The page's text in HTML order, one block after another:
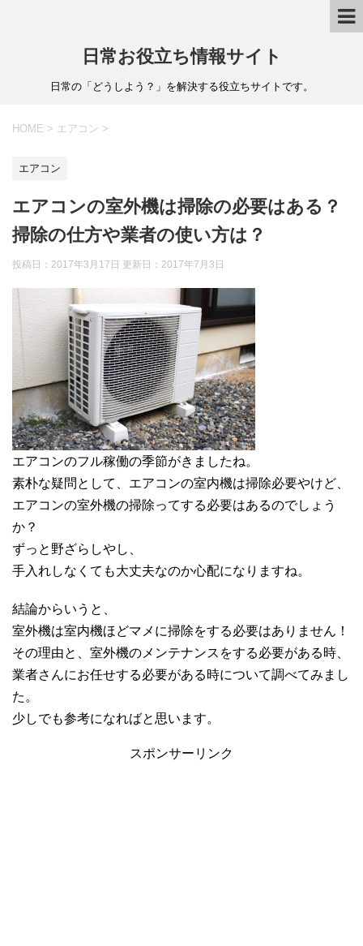
日常お役立ち情報サイト
日常の「どうしよう？」を解決する役立ちサイトです。
HOME > エアコン >
エアコン
エアコンの室外機は掃除の必要はある？
掃除の仕方や業者の使い方は？
投稿日：2017年3月17日 更新日： 2017年7月3日
エアコンのフル稼働の季節がきましたね。
素朴な疑問として、エアコンの室内機は掃除必要やけど、
エアコンの室外機の掃除ってする必要はあるのでしょう
か？
ずっと野ざらしやし、
手入れしなくても大丈夫なのか心配になりますね。
結論からいうと、
室外機は室内機ほどマメに掃除をする必要はありません！
その理由と、室外機のメンテナンスをする必要がある時、
業者さんにお任せする必要がある時について調べてみまし
た。
少しでも参考になればと思います。
スポンサーリンク